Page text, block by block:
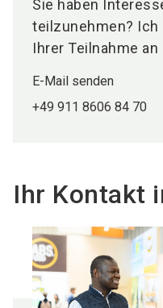
Sie haben
teilzunehmen? Ich
Ihrer Teilnahme
E-Mail senden
+49 911 8606 84 70
Ihr Kontakt